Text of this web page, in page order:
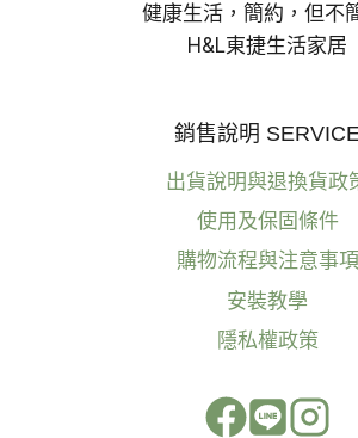
健康生活，簡約，但不
H&L東捷生活家居
銷售說明
出貨說明與退換貨政
使用及保固條件
購物流程與注意事項
安裝教學
隱私權政策